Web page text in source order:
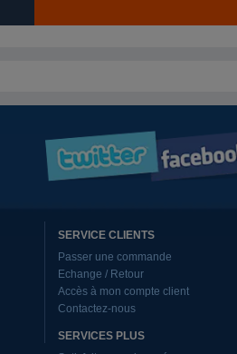
SERVICE CLIENTS
Passer une commande
Echange / Retour
Accès à mon compte client
Contactez-nous
SERVICES PLUS